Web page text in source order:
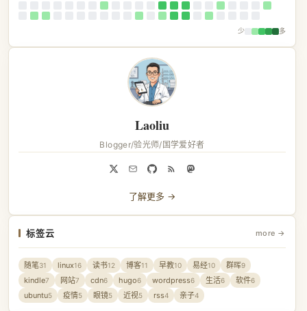
少 多
Laoliu
Blogger/验光师/国学爱好者
了解更多 →
标签云 more →
随笔31 linux16 读书12 博客11 早教10 易经10 群晖9
kindle7 网站7 cdn6 hugo6 wordpress6 生活6 软件6
ubuntu5 疫情5 眼镜5 近视5 rss4 亲子4